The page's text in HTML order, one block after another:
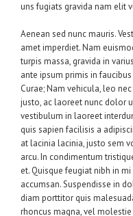
uns fugiats gravida nam elit
Aenean sed nunc mauris.
amet imperdiet. Nam
turpis massa, gravida in
ante ipsum primis in
Curae; Nam vehicula, leo
justo, ac laoreet nunc dolor
vestibulum in laoreet
quis sapien facilisis a
at lacinia lacinia, justo sem
arcu. In condimentum
et. Quisque feugiat nibh in
accumsan. Suspendisse in
diam porttitor quis
rhoncus magna, vel